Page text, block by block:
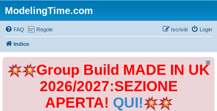
ModelingTime.com
FAQ Regole Login
Iscriviti
Indice
Group Build MADE IN UK
2026/2027:SEZIONE
APERTA! QUI!